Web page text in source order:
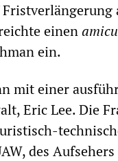
einen
ein.
mit einer
Eric Lee. Die
des